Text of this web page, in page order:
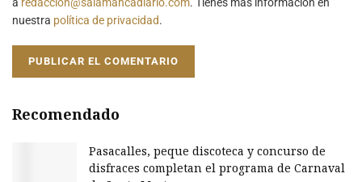
nuestra política de privacidad.
Recomendado
Pasacalles, peque discoteca y concurso de
disfraces completan el programa de Carnaval